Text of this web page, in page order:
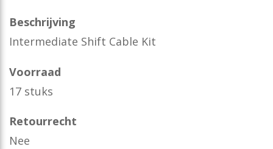
Beschrijving
Intermediate Shift Cable Kit
Voorraad
17 stuks
Retourrecht
Nee